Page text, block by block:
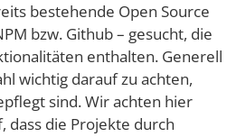
bestehende Open Source
bzw. Github – gesucht, die
enthalten. Generell
wichtig darauf zu achten,
sind. Wir achten hier
dass die Projekte durch